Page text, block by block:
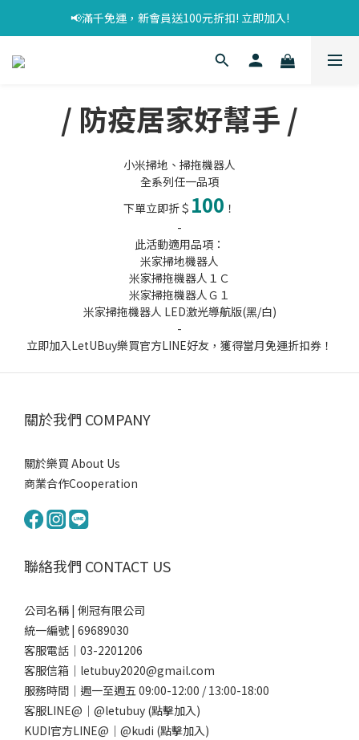
📢滿千免運，新會員送100元折扣! 立即加入!
/ 防疫居家好幫手 /
小米掃地、掃拖機器人
全系列任一品項
下單立即折＄ 100 ！
-
此活動適用品項：
米家掃地機器人
米家掃拖機器人１Ｃ
米家掃拖機器人Ｇ１
米家掃拖機器人 LED激光導航版(黑/白)
-
立即加入LetUBuy樂買官方LINE好友，獲得當月免運折扣券！
關於我們 COMPANY
關於樂買 About Us
商業合作Cooperation
聯絡我們 CONTACT US
公司名稱 | 俐冠有限公司
統一編號 | 69689030
客服電話｜03-2201206
客服信箱｜letubuy2020@gmail.com
服務時間｜週一至週五 09:00-12:00 / 13:00-18:00
客服LINE@｜ @letubuy (點擊加入)
KUDI官方LINE@｜ @kudi (點擊加入)